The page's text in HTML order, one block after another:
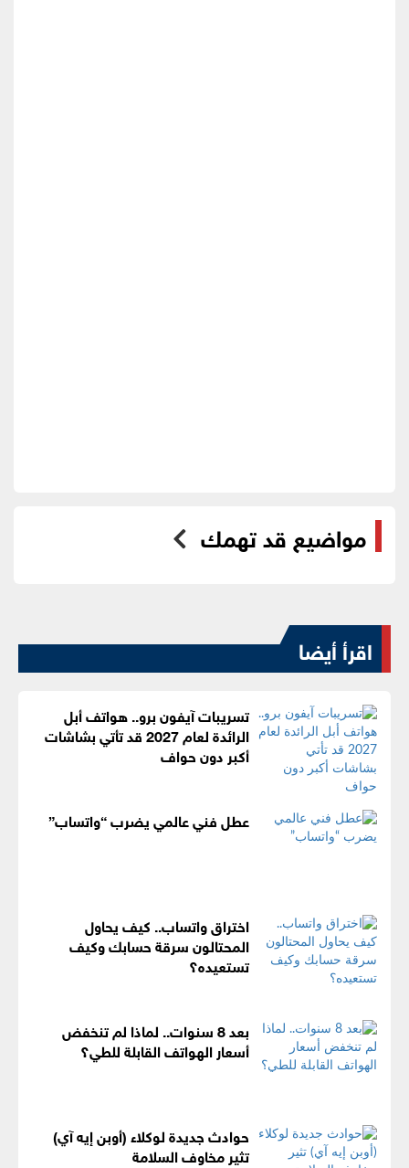
مواضيع قد تهمك
اقرأ أيضا
تسريبات آيفون برو.. هواتف أبل
الرائدة لعام 2027 قد تأتي بشاشات
أكبر دون حواف
عطل فني عالمي يضرب “واتساب”
اختراق واتساب.. كيف يحاول
المحتالون سرقة حسابك وكيف
تستعيده؟
بعد 8 سنوات.. لماذا لم تنخفض
أسعار الهواتف القابلة للطي؟
حوادث جديدة لوكلاء (أوبن إيه آي)
تثير مخاوف السلامة